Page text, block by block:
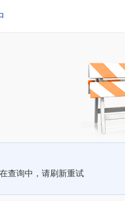
查询中，请刷新重试